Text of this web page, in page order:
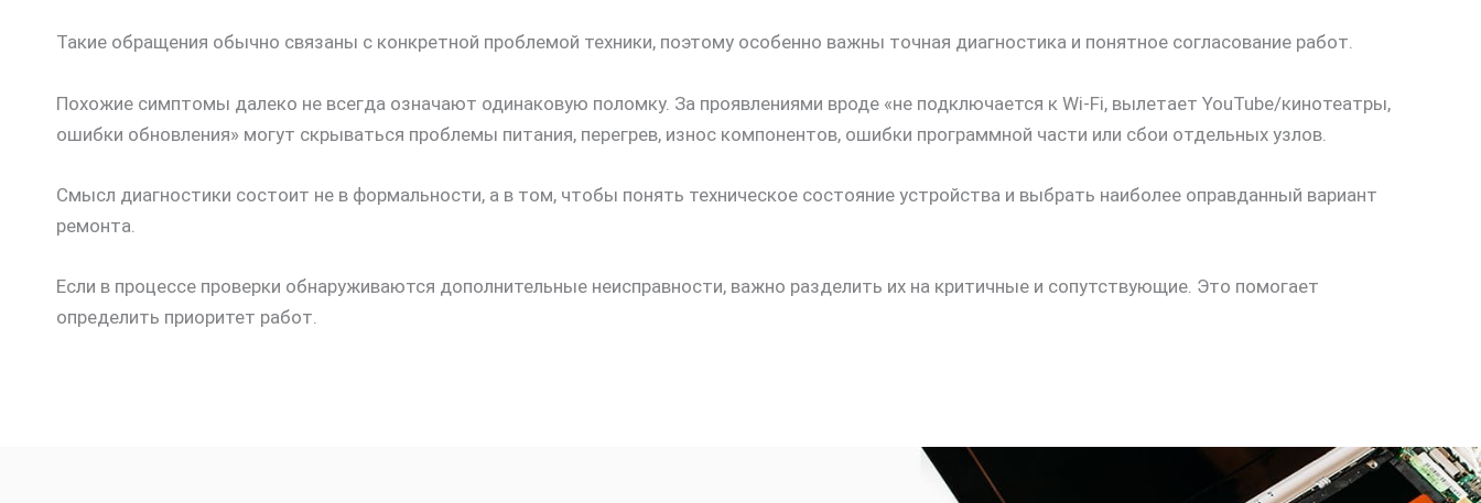
Такие обращения обычно связаны с конкретной проблемой техники, поэтому особенно важны точная диагностика и понятное согласование работ.
Похожие симптомы далеко не всегда означают одинаковую поломку. За проявлениями вроде «не подключается к Wi-Fi, вылетает YouTube/кинотеатры,
ошибки обновления» могут скрываться проблемы питания, перегрев, износ компонентов, ошибки программной части или сбои отдельных узлов.
Смысл диагностики состоит не в формальности, а в том, чтобы понять техническое состояние устройства и выбрать наиболее оправданный вариант
ремонта.
Если в процессе проверки обнаруживаются дополнительные неисправности, важно разделить их на критичные и сопутствующие. Это помогает
определить приоритет работ.